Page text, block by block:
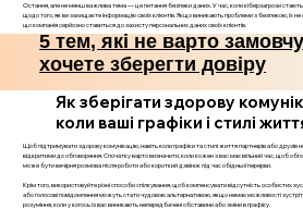
Остання, але не менш важлива тема — це питання безпеки даних. У час, коли кіберзагрози
щодо того, як ви захищаєте інформацію своїх клієнтів. Якщо виникають проблеми з безпекою, їх не
що компанія серйозно ставиться до захисту персональних даних своїх клієнтів.
5 тем, які не варто
хочете зберегти довіру
Як зберігати здорову
коли ваші графіки і стилі
Щоб підтримувати здорову комунікацію, навіть коли графіки та стилі життя партнерів або друзів
відкритими до обговорення. Спочатку варто визначити, коли кожен з вас має вільний час, щоб
може бути вечірня розмова після роботи або короткий дзвінок під час обідньої перерви.
Крім того, використовуйте різні способи спілкування, щоб компенсувати відсутність особистих
або голосові повідомлення можуть стати чудовою альтернативою, якщо немає можливості
розуміння, коли у когось із вас виникають непередбачені обставини або зміни в графіку.